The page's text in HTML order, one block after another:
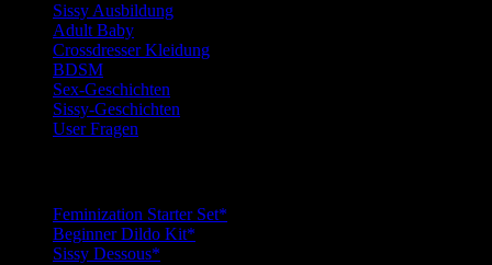
Sissy Ausbildung
Adult Baby
Crossdresser Kleidung
BDSM
Sex-Geschichten
Sissy-Geschichten
User Fragen
Feminization Starter Set*
Beginner Dildo Kit*
Sissy Dessous*